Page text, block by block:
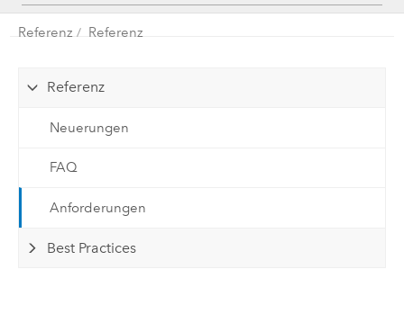
Referenz Referenz
Referenz
Neuerungen
FAQ
Anforderungen
Best Practices